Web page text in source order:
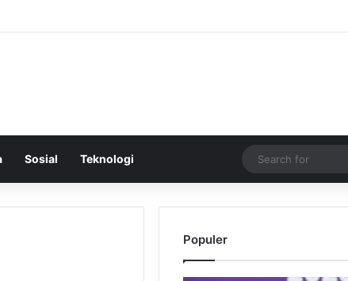
Sosial Teknologi
Populer